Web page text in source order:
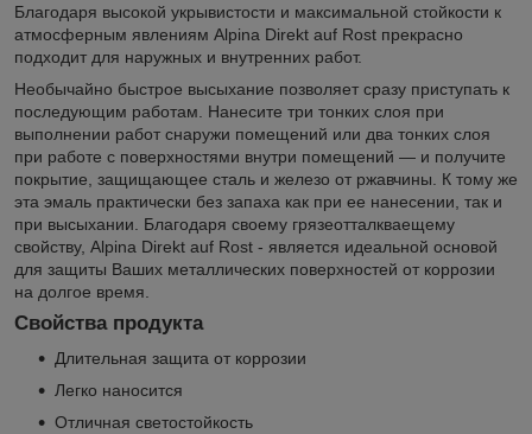
Благодаря высокой укрывистости и максимальной стойкости к
атмосферным явлениям Alpina Direkt auf Rost прекрасно
подходит для наружных и внутренних работ.
Необычайно быстрое высыхание позволяет сразу приступать к
последующим работам. Нанесите три тонких слоя при
выполнении работ снаружи помещений или два тонких слоя
при работе с поверхностями внутри помещений — и получите
покрытие, защищающее сталь и железо от ржавчины. К тому же
эта эмаль практически без запаха как при ее нанесении, так и
при высыхании. Благодаря своему грязеотталкваещему
свойству, Alpina Direkt auf Rost - является идеальной основой
для защиты Ваших металлических поверхностей от коррозии
на долгое время.
Свойства продукта
Длительная защита от коррозии
Легко наносится
Отличная светостойкость